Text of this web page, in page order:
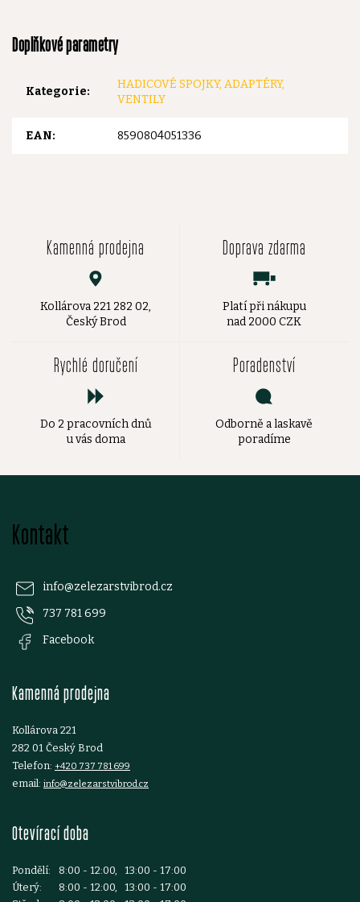
Doplňkové parametry
Kategorie:
HADICOVÉ SPOJKY, ADAPTÉRY,
VENTILY
EAN: 8590804051336
Kamenná prodejna
Kollárova 221 282 02,
Český Brod
Doprava zdarma
Platí při nákupu
nad 2000 CZK
Rychlé doručení
Do 2 pracovních dnů
u vás doma
Poradenství
Odborně a laskavě
poradíme
Kontakt
info@zelezarstvibrod.cz
737 781 699
Facebook
Kamenná prodejna
Kollárova 221
282 01 Český Brod
Telefon: +420 737 781 699
email: info@zelezarstvibrod.cz
Otevírací doba
Pondělí:
8:00 - 12:00, 13:00 - 17:00
Úterý:
8:00 - 12:00, 13:00 - 17:00